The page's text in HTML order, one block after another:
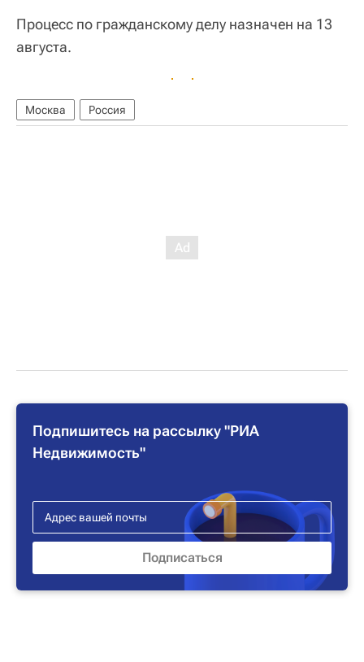
Процесс по гражданскому делу назначен на 13
августа.
Москва Россия
Подпишитесь на рассылку "РИА
Недвижимость"